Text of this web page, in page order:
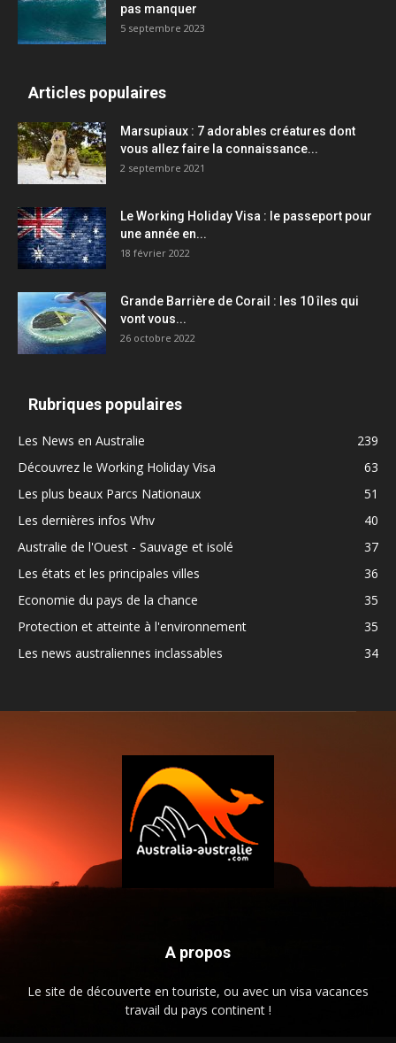
pas manquer
5 septembre 2023
Articles populaires
Marsupiaux : 7 adorables créatures dont
vous allez faire la connaissance...
2 septembre 2021
Le Working Holiday Visa : le passeport pour
une année en...
18 février 2022
Grande Barrière de Corail : les 10 îles qui
vont vous...
26 octobre 2022
Rubriques populaires
Les News en Australie
239
Découvrez le Working Holiday Visa
63
Les plus beaux Parcs Nationaux
51
Les dernières infos Whv
40
Australie de l'Ouest - Sauvage et isolé
37
Les états et les principales villes
36
Economie du pays de la chance
35
Protection et atteinte à l'environnement
35
Les news australiennes inclassables
34
A propos
Le site de découverte en touriste, ou avec un visa vacances
travail du pays continent !